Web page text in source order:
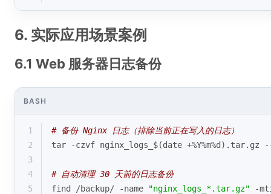
6. 实际应用场景案例
6.1 Web 服务器日志备份
BASH
1
# 备份 Nginx 日志（排除当前正在写入的日志）
2
tar -czvf nginx_logs_$(date +%Y%m%d).tar.gz
3
4
# 自动清理 30 天前的日志备份
5
find /backup/ -name "nginx_logs_*.tar.gz" -